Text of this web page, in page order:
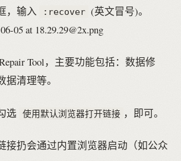
，输入 :recover (英文冒号)。
Tool，主要功能包括：数据修
清理等。
选 使用默认浏览器打开链接 ，即可。
接扔会通过内置浏览器启动（如公众